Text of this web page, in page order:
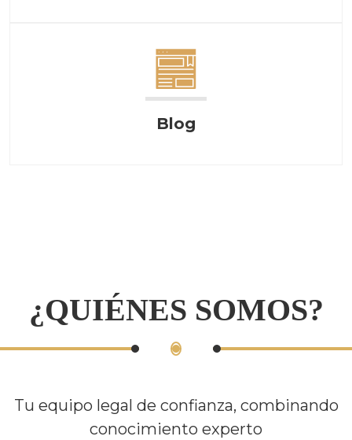
Blog
¿QUIÉNES SOMOS?
Tu equipo legal de confianza, combinando
conocimiento experto